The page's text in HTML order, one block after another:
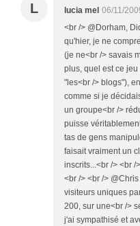
L lucia mel 06/11/
<br /> @Dorham,
qu'hier, je ne
(je ne<br /> savais
plus, quel est ce
"les<br /> blogs"),
comme si je
un groupe<br />
puisse
tas de gens
faisait vraiment un
inscrits...<br /> <br
<br /> <br />
visiteurs uniques
200, sur une<br />
j'ai sympathisé et